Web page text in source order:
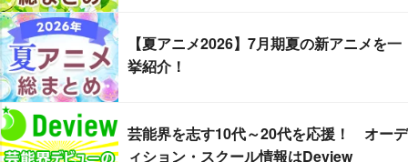
【夏アニメ2026】7月期夏の新アニメを一
挙紹介！
芸能界を志す10代～20代を応援！ オーデ
ィション・スクール情報はDeview